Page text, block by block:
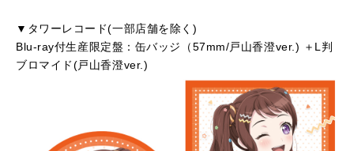
▼タワーレコード(一部店舗を除く)
Blu-ray付生産限定盤：缶バッジ（57mm/戸山香澄ver.) ＋L判
ブロマイド(戸山香澄ver.)